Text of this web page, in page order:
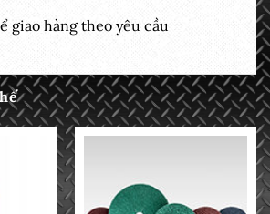
giao hàng theo yêu cầu